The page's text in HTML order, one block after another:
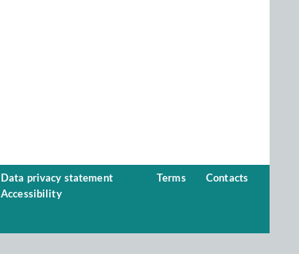
Data privacy statement
Accessibility
Terms Contacts